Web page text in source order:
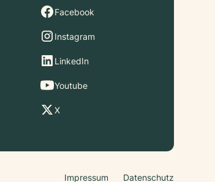
Facebook
Instagram
LinkedIn
Youtube
X
Impressum Datenschutz